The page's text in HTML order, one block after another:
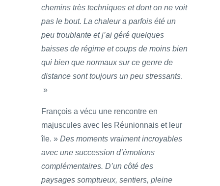
chemins très techniques et dont on ne voit
pas le bout. La chaleur a parfois été un
peu troublante et j’ai géré quelques
baisses de régime et coups de moins bien
qui bien que normaux sur ce genre de
distance sont toujours un peu stressants.
»
François a vécu une rencontre en
majuscules avec les Réunionnais et leur
île. » Des moments vraiment incroyables
avec une succession d’émotions
complémentaires. D’un côté des
paysages somptueux, sentiers, pleine